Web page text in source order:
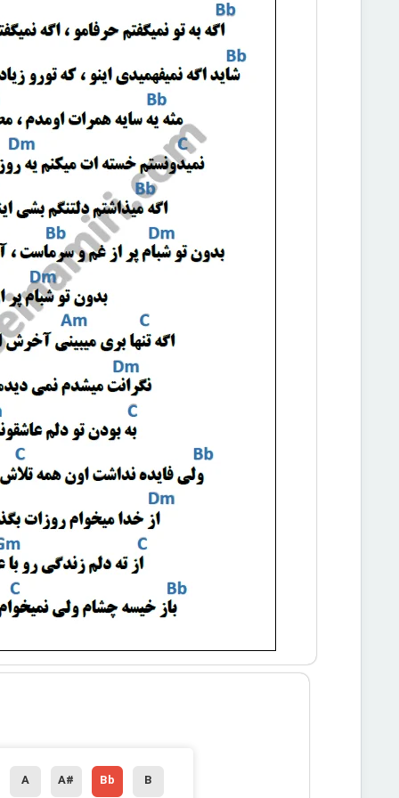
B
Bb
A#
A